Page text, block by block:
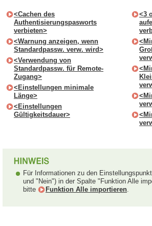
<Cachen des
Authentisierungspasworts
verbieten>
<Warnung anzeigen, wenn
Standardpassw. verw. wird>
<Verwendung von
Standardpassw. für Remote-
Zugang>
<Einstellungen minimale
Länge>
<Einstellungen
Gültigkeitsdauer>
<3
Für Informationen zu den
und "Nein") in der Spalte "Funktion Alle
bitte
Funktion Alle importieren.